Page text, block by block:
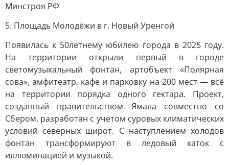
Минстроя РФ
5. Площадь Молодёжи в г. Новый Уренгой
Появилась к 50летнему юбилею города в 2025 году.
На территории открыли первый в городе
светомузыкальный фонтан, артобъект «Полярная
сова», амфитеатр, кафе и парковку на 200 мест — всё
на территории порядка одного гектара. Проект,
созданный правительством Ямала совместно со
Сбером, разработан с учетом суровых климатических
условий северных широт. С наступлением холодов
фонтан трансформируют в ледовый каток с
иллюминацией и музыкой.